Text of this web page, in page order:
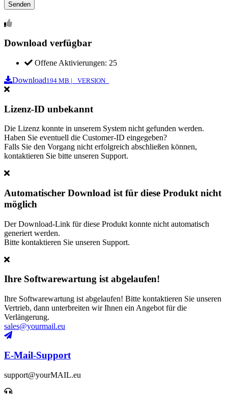
Senden
Download verfügbar
Offene Aktivierungen: 25
Download194 MB | _VERSION_
Lizenz-ID unbekannt
Die Lizenz konnte in unserem System nicht gefunden werden.
Haben Sie eventuell die Customer-ID eingegeben?
Falls Sie den Vorgang nicht erfolgreich abschließen können,
kontaktieren Sie bitte unseren Support.
Automatischer Download ist für diese Produkt nicht
möglich
Der Download-Link für diese Produkt konnte nicht automatisch
generiert werden.
Bitte kontaktieren Sie unseren Support.
Ihre Softwarewartung ist abgelaufen!
Ihre Softwarewartung ist abgelaufen! Bitte kontaktieren Sie unseren
Vertrieb, dann unterbreiten wir Ihnen ein Angebot für die
Verlängerung.
sales@yourmail.eu
E-Mail-Support
support@yourMAIL.eu